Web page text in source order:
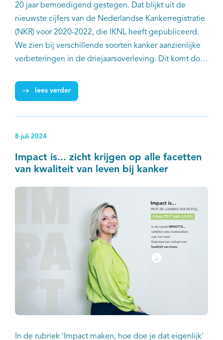
20 jaar bemoedigend gestegen. Dat blijkt uit de
nieuwste cijfers van de Nederlandse Kankerregistratie
(NKR) voor 2020-2022, die IKNL heeft gepubliceerd.
We zien bij verschillende soorten kanker aanzienlijke
verbeteringen in de driejaarsoverleving. Dit komt door
innovatieve geneesmiddelen, en door betere
diagnostiek. De vijfjaarsoverleving voor de periode
in de periode 2018-2022 kanker is vastgesteld zal ruim
twee derde (68%) de eerste 5 jaar na de ziekte
overleven.
lees verder
8 juli 2024
Impact is... zicht krijgen op alle facetten
van kwaliteit van leven bij kanker
In de rubriek 'Impact maken, hoe doe je dat eigenlijk'